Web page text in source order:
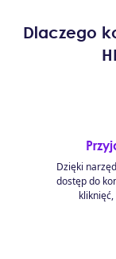
Dlaczego
Dzięki
dostęp do